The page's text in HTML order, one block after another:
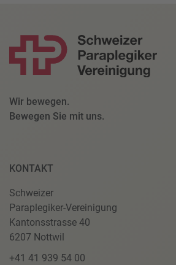
Wir bewegen.
Bewegen Sie mit uns.
KONTAKT
Schweizer
Paraplegiker-Vereinigung
Kantonsstrasse 40
6207 Nottwil
+41 41 939 54 00